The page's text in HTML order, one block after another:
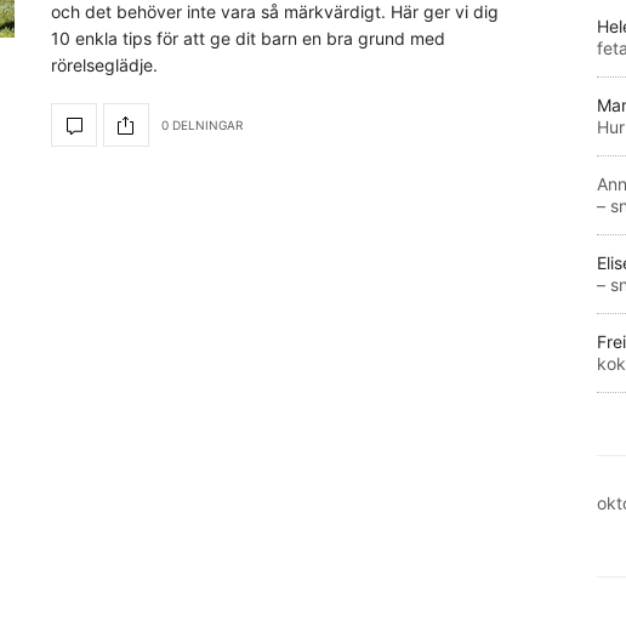
och det behöver inte vara så märkvärdigt. Här ger vi dig
10 enkla tips för att ge dit barn en bra grund med
rörelseglädje.
0 DELNINGAR
–
–
Frei